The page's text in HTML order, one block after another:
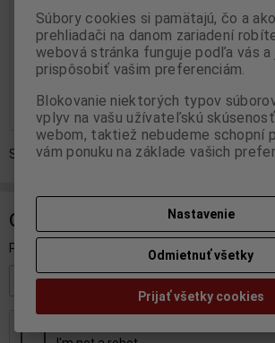
Katalógové číslo:OT-OT934
Skladom: 1 ks
99,95 EUR
Pridať do košíka
Výrobca:
Skladom:3
49,95 EUR
Strana1z1Celkom 2záznamov
ODBER NOVINIEK
Prihláste sa k odberu noviniek
Súbory cookies si pamätajú, čo a
prehliadači na danom zariadení
webová stránka funguje podľa vás a
prispôsobiť vašim preferenciám.
Blokovanie niektorých typov
vplyv na vašu užívateľskú
webom, taktiež nebudeme schopní
vám ponuku na základe vašich
Nastavenie
Odmietnuť všetky
Prijať všetky cookies